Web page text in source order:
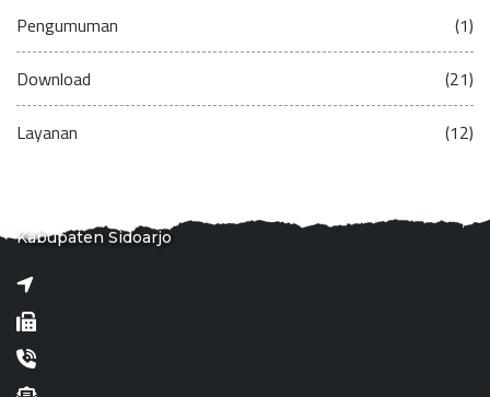
Pengumuman (1)
Download (21)
Layanan (12)
Kabupaten Sidoarjo